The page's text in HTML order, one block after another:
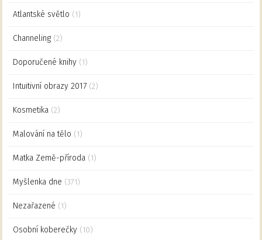
Atlantské světlo (1)
Channeling (2)
Doporučené knihy (1)
Intuitivní obrazy 2017 (2)
Kosmetika (2)
Malování na tělo (1)
Matka Země-příroda (1)
Myšlenka dne (371)
Nezařazené (1)
Osobní koberečky (10)